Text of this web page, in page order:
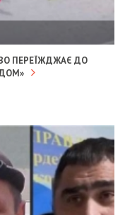
ПЕРЕЇЖДЖАЄ ДО